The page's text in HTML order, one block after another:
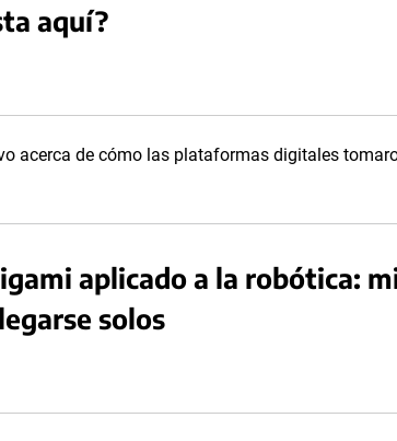
aquí?
acerca de cómo las plataformas digitales
aplicado a la robótica:
solos